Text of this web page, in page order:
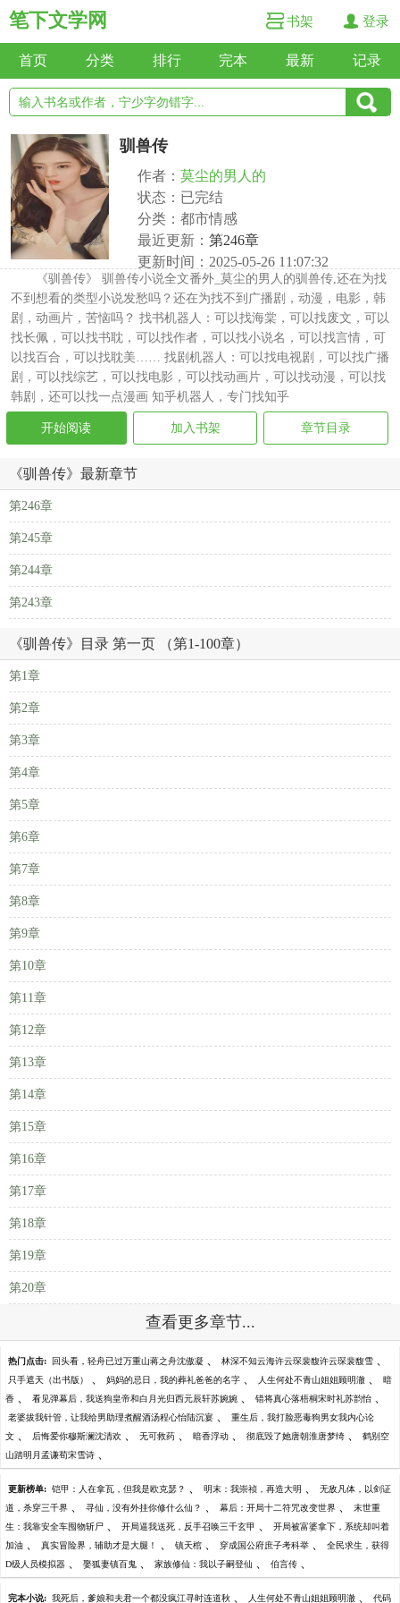
笔下文学网 书架 登录
首页 分类 排行 完本 最新 记录
驯兽传
作者： 莫尘的男人的
状态：已完结
分类：都市情感
最近更新： 第246章
更新时间：2025-05-26 11:07:32
《驯兽传》 驯兽传小说全文番外_莫尘的男人的驯兽传,还在为找
不到想看的类型小说发愁吗？还在为找不到广播剧，动漫，电影，韩
剧，动画片，苦恼吗？ 找书机器人：可以找海棠，可以找废文，可以
找长佩，可以找书耽，可以找作者，可以找小说名，可以找言情，可
以找百合，可以找耽美…… 找剧机器人：可以找电视剧，可以找广播
剧，可以找综艺，可以找电影，可以找动画片，可以找动漫，可以找
韩剧，还可以找一点漫画 知乎机器人，专门找知乎
开始阅读 加入书架 章节目录
《驯兽传》最新章节
第246章
第245章
第244章
第243章
《驯兽传》目录 第一页 （第1-100章）
第1章
第2章
第3章
第4章
第5章
第6章
第7章
第8章
第9章
第10章
第11章
第12章
第13章
第14章
第15章
第16章
第17章
第18章
第19章
第20章
查看更多章节...
热门点击: 回头看，轻舟已过万重山蒋之舟沈傲凝 、 林深不知云海许云琛裴馥许云琛裴馥雪 、
只手遮天（出书版） 、 妈妈的忌日，我的葬礼爸爸的名字 、 人生何处不青山姐姐顾明澈 、 暗
香 、 看见弹幕后，我送狗皇帝和白月光归西元辰轩苏婉婉 、 错将真心落梧桐宋时礼苏韵怡 、
老婆拔我针管，让我给男助理煮醒酒汤程心怡陆沉宴 、 重生后，我打脸恶毒狗男女我内心论
文 、 后悔爱你穆斯澜沈清欢 、 无可救药 、 暗香浮动 、 彻底毁了她唐朝淮唐梦绮 、 鹤别空
山踏明月孟谦荀宋雪诗 、
更新榜单: 铠甲：人在拿瓦，但我是欧克瑟？ 、 明末：我崇祯，再造大明 、 无敌凡体，以剑证
道，杀穿三千界 、 寻仙，没有外挂你修什么仙？ 、 幕后：开局十二符咒改变世界 、 末世重
生：我靠安全车囤物斩尸 、 开局逼我送死，反手召唤三千玄甲 、 开局被富婆拿下，系统却叫着
加油 、 真实冒险界，辅助才是大腿！ 、 镇天棺 、 穿成国公府庶子考科举 、 全民求生，获得
D级人员模拟器 、 娶狐妻镇百鬼 、 家族修仙：我以子嗣登仙 、 伯言传 、
完本小说: 我死后，爹娘和夫君一个都没疯江寻时连道秋 、 人生何处不青山姐姐顾明澈 、 代码